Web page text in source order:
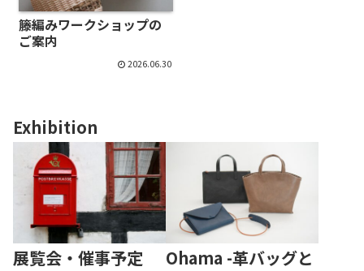
籐編みワークショップの
ご案内
2026.06.30
Exhibition
展覧会・催事予定
Ohama -革バッグと